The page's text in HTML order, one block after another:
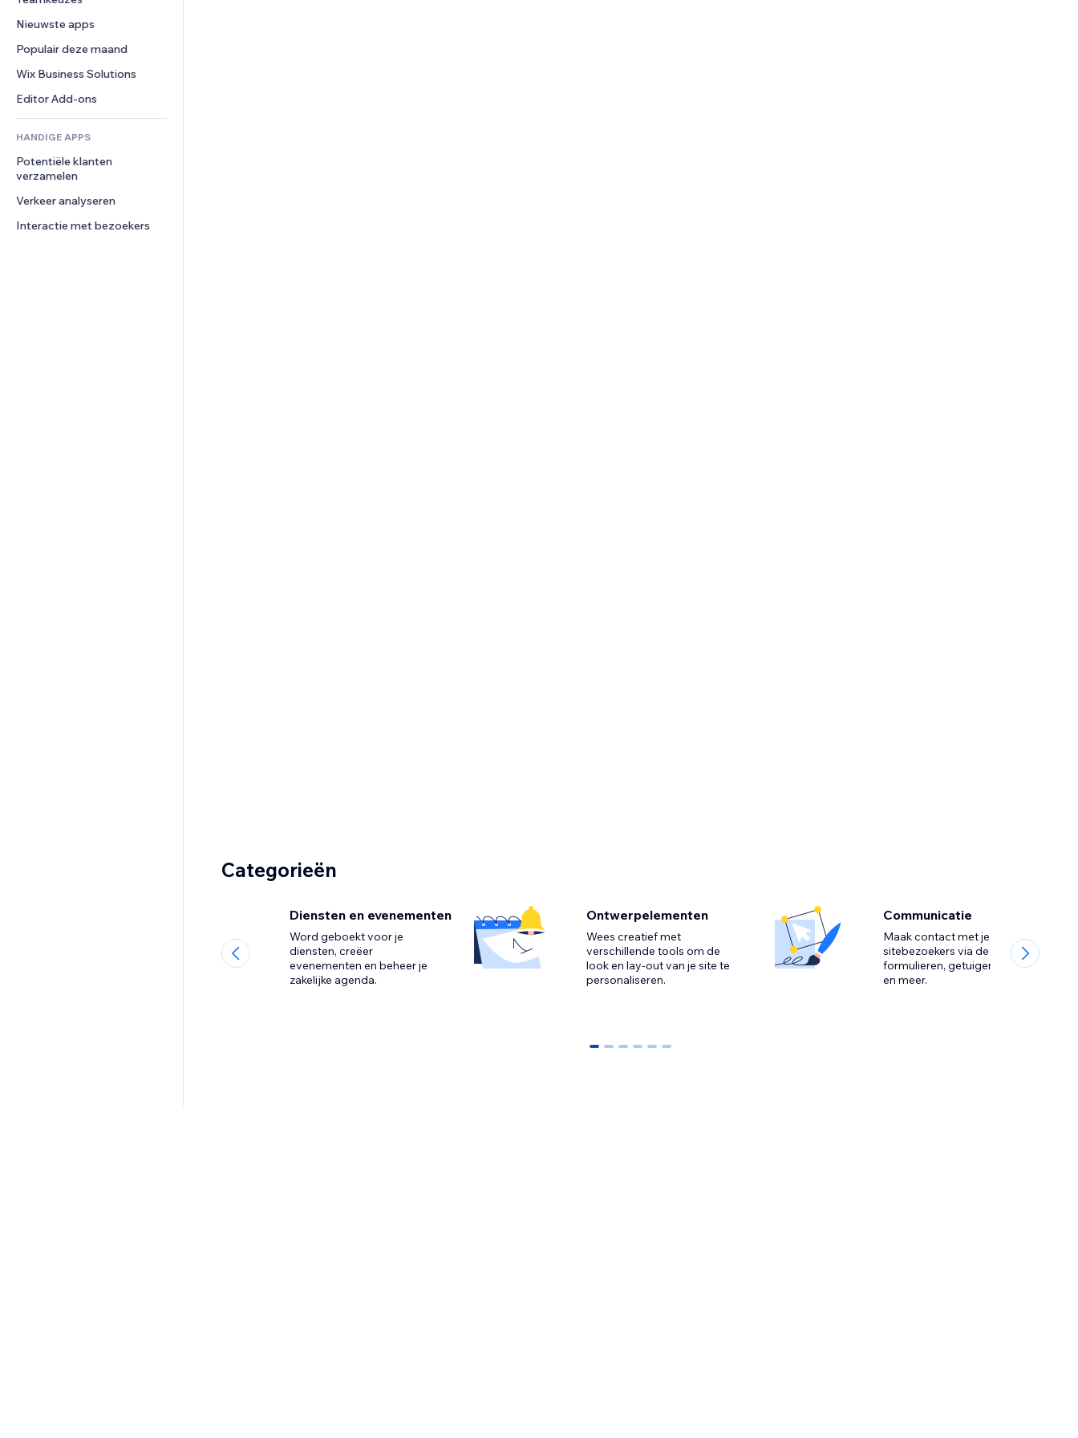
Opslagoplossingen
Dropshipping
Prijzen en abonnementen
Crowdfunding
Eten en drinken
PDF
Bestanden delen
Nieuws
Pagina templates
Afbeeldingseffecten
Knoppen en menu's
Banners en badges
Rekenmachines
Zoeken
Weer
Grafieken en tabellen
Enquêtes
Chat
Opmerkingen
Telefoonnummer
Community
Beoordelingen en testimonials
CRM
Nieuwste apps
Populair deze maand
Wix Business Solutions
Editor Add-ons
HANDIGE APPS
Potentiële klanten
verzamelen
Verkeer analyseren
Interactie met bezoekers
Categorieën
Diensten en evenementen
Word geboekt voor je
diensten, creëer
evenementen en beheer je
zakelijke agenda.
Ontwerpelementen
Wees creatief met
verschillende tools om de
look en lay-out van je site te
Communicatie
Maak contact met je
sitebezoekers via de chat,
formulieren, getuigenissen
en meer.
0 1 2 3 4 5